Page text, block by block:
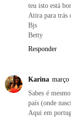
teu isto está
Atira para trás
Bjs
Betty
Responder
Karina março
Sabes é
país (onde
Aqui em